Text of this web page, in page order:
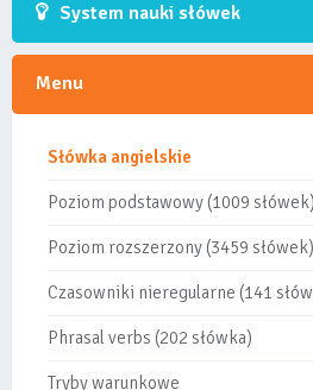
System nauki słówek
Menu
Słówka angielskie
Poziom podstawowy (1009 słówek)
Poziom rozszerzony (3459 słówek)
Czasowniki nieregularne (141
Phrasal verbs (202 słówka)
Tryby warunkowe